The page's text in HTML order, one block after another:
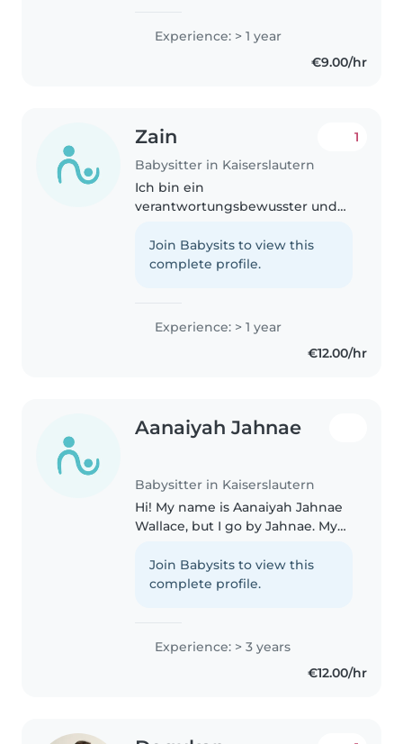
Kindern im Alltag zu helfen sei's
mit Hausaufgaben, oder einfach
nur spielen und kreativ sein..
Experience: > 1 year
€9.00/hr
Zain
Babysitter in Kaiserslautern
1
Ich bin ein
verantwortungsbewusster und
Erfahrung in der Betreuung von
Kindern verschiedenen Alters,
mehrsprachig..
Join Babysits to view this
complete profile.
Experience: > 1 year
€12.00/hr
Aanaiyah Jahnae
Babysitter in Kaiserslautern
Hi! My name is Aanaiyah Jahnae
Wallace, but I go by Jahnae. My
surrounded by children and
have spent most of my life
Join Babysits to view this
complete profile.
Experience: > 3 years
€12.00/hr